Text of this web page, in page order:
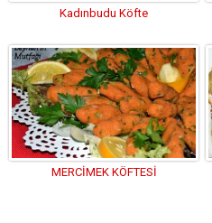
Kadınbudu Köfte
MERCİMEK KÖFTESİ